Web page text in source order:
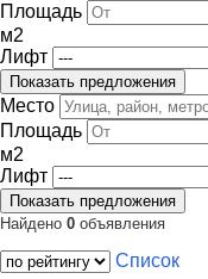
Площадь
м2
Лифт
Место
Площадь
м2
Лифт
Найдено 0 объявления
Список